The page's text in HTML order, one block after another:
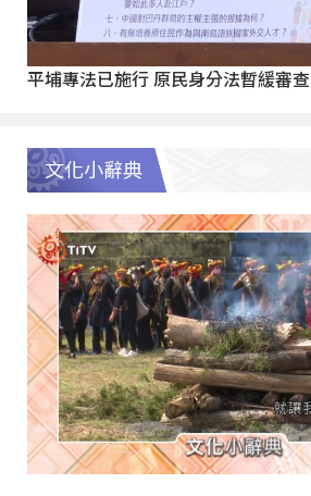
平埔專法已施行 原民身分法暫緩審查
文化小辭典